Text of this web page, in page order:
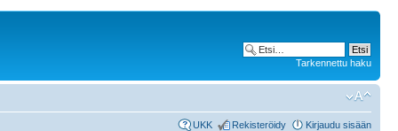
Tarkennettu haku
UKK Rekisteröidy Kirjaudu sisään